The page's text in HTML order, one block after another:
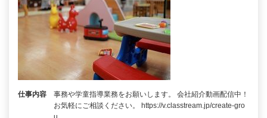
仕事内容
事務や学童指導業務をお願いします。 会社紹介動画配信中！
お気軽にご相談ください。 https://v.classtream.jp/create-gro